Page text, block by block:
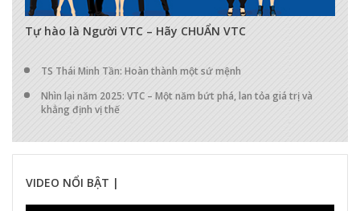
Tự hào là Người VTC – Hãy CHUẨN VTC
TS Thái Minh Tần: Hoàn thành một sứ mệnh
Nhìn lại năm 2025: VTC – Một năm bứt phá, lan tỏa giá trị và
khẳng định vị thế
VIDEO NỔI BẬT |